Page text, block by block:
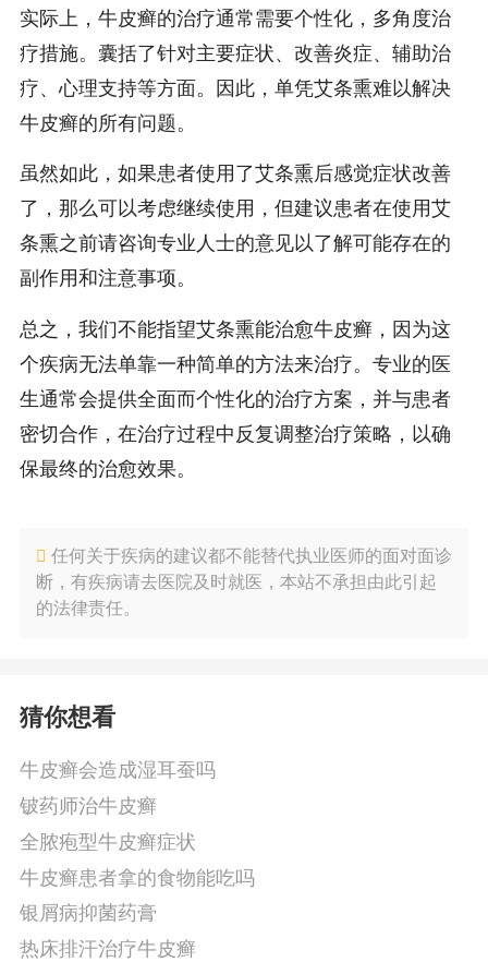
实际上，牛皮癣的治疗通常需要个性化，多角度治
疗措施。囊括了针对主要症状、改善炎症、辅助治
疗、心理支持等方面。因此，单凭艾条熏难以解决
牛皮癣的所有问题。
虽然如此，如果患者使用了艾条熏后感觉症状改善
了，那么可以考虑继续使用，但建议患者在使用艾
条熏之前请咨询专业人士的意见以了解可能存在的
副作用和注意事项。
总之，我们不能指望艾条熏能治愈牛皮癣，因为这
个疾病无法单靠一种简单的方法来治疗。专业的医
生通常会提供全面而个性化的治疗方案，并与患者
密切合作，在治疗过程中反复调整治疗策略，以确
保最终的治愈效果。
任何关于疾病的建议都不能替代执业医师的面对面诊
断，有疾病请去医院及时就医，本站不承担由此引起
的法律责任。
猜你想看
牛皮癣会造成湿耳蚕吗
铍药师治牛皮癣
全脓疱型牛皮癣症状
牛皮癣患者拿的食物能吃吗
银屑病抑菌药膏
热床排汗治疗牛皮癣